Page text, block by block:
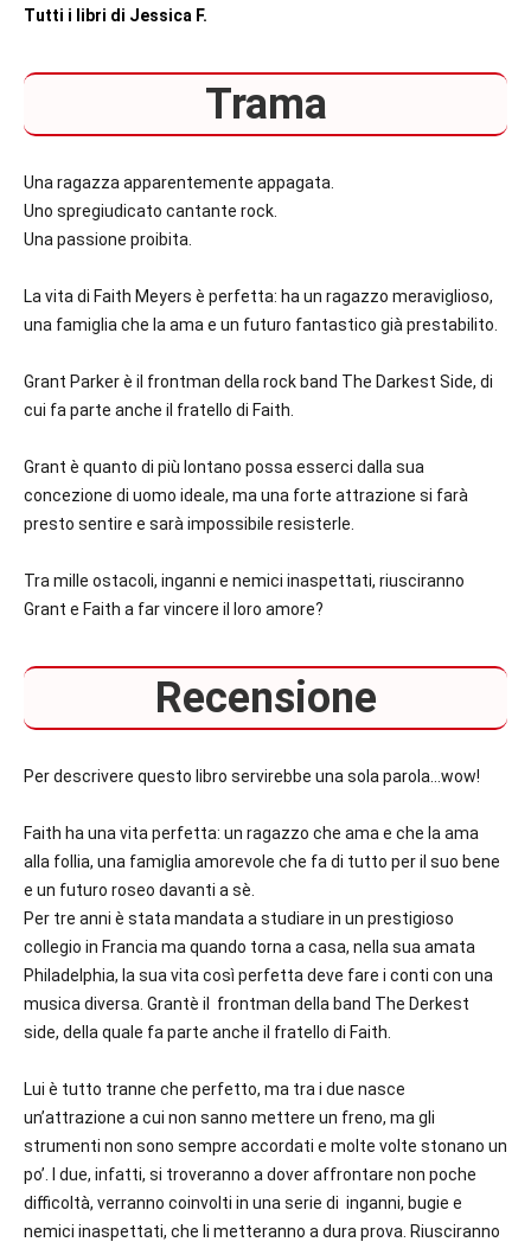
Tutti i libri di Jessica F.
Trama
Una ragazza apparentemente appagata.
Uno spregiudicato cantante rock.
Una passione proibita.
La vita di Faith Meyers è perfetta: ha un ragazzo meraviglioso,
una famiglia che la ama e un futuro fantastico già prestabilito.
Grant Parker è il frontman della rock band The Darkest Side, di
cui fa parte anche il fratello di Faith.
Grant è quanto di più lontano possa esserci dalla sua
concezione di uomo ideale, ma una forte attrazione si farà
presto sentire e sarà impossibile resisterle.
Tra mille ostacoli, inganni e nemici inaspettati, riusciranno
Grant e Faith a far vincere il loro amore?
Recensione
Per descrivere questo libro servirebbe una sola parola…wow!
Faith ha una vita perfetta: un ragazzo che ama e che la ama
alla follia, una famiglia amorevole che fa di tutto per il suo bene
e un futuro roseo davanti a sè.
Per tre anni è stata mandata a studiare in un prestigioso
collegio in Francia ma quando torna a casa, nella sua amata
Philadelphia, la sua vita così perfetta deve fare i conti con una
musica diversa. Grantè il frontman della band The Derkest
side, della quale fa parte anche il fratello di Faith.
Lui è tutto tranne che perfetto, ma tra i due nasce
un’attrazione a cui non sanno mettere un freno, ma gli
strumenti non sono sempre accordati e molte volte stonano un
po’. I due, infatti, si troveranno a dover affrontare non poche
difficoltà, verranno coinvolti in una serie di inganni, bugie e
nemici inaspettati, che li metteranno a dura prova. Riusciranno